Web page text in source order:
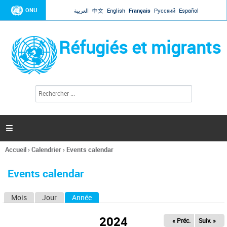
Jump to navigation
ONU العربية 中文 English Français Русский Español
Réfugiés et migrants
l
c
h
e

Vous
ici
Accueil›Calendrier› Events calendar
Events calendar
Mois Jour Année
2024 « Préc. Suiv. »